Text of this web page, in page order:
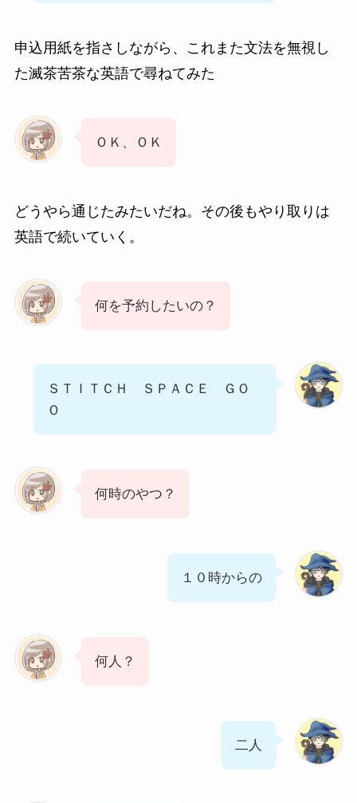
申込用紙を指さしながら、これまた文法を無視し
た滅茶苦茶な英語で尋ねてみた
ＯＫ、ＯＫ
どうやら通じたみたいだね。その後もやり取りは
英語で続いていく。
何を予約したいの？
ＳＴＩＴＣＨ ＳＰＡＣＥ ＧＯ
Ｏ
何時のやつ？
１０時からの
何人？
二人